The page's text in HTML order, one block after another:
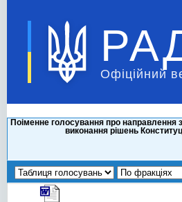
Офіційний
Поіменне голосування про
виконання рішень